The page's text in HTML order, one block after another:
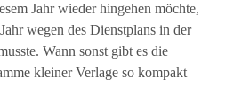
Jahr wieder hingehen möchte,
wegen des Dienstplans in der
Wann sonst gibt es die
kleiner Verlage so kompakt